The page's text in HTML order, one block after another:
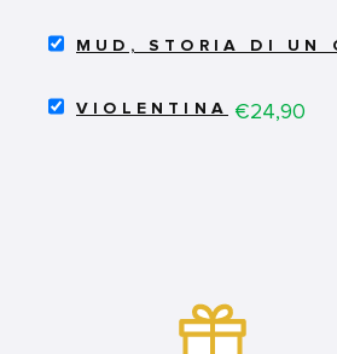
VITA
FOR
SELECT
DI
MUD, STORIA DI UN
SELECT
VIOLENTINA Price
€24,90